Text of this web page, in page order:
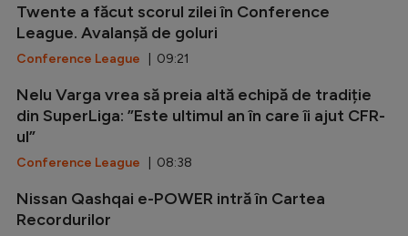
Twente a făcut scorul zilei în Conference
League. Avalanșă de goluri
Conference League | 09:21
Nelu Varga vrea să preia altă echipă de tradiție
din SuperLiga: ”Este ultimul an în care îi ajut CFR-
ul”
Conference League | 08:38
Nissan Qashqai e-POWER intră în Cartea
Recordurilor